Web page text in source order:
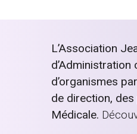
L’Association
d’organismes
de direction,
Médicale.